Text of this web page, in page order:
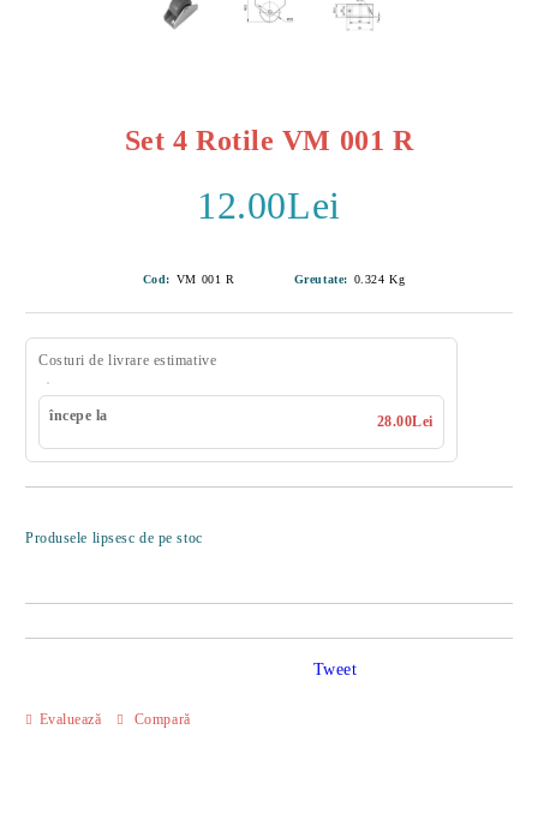
Set 4 Rotile VM 001 R
12.00Lei
Cod: VM 001 R Greutate: 0.324 Kg
Costuri de livrare estimative
începe la 28.00Lei
Produsele lipsesc de pe stoc
Evaluează Compară
Tweet